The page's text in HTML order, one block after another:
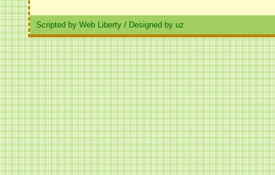
Scripted by Web Liberty / Designed by uz